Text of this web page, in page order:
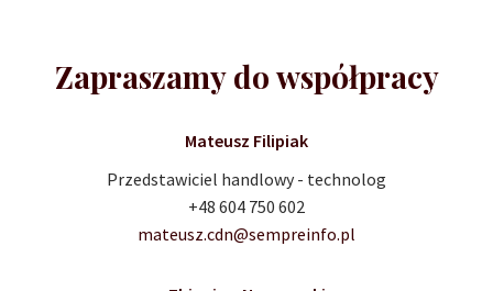
Zapraszamy do współpracy
Mateusz Filipiak
Przedstawiciel handlowy - technolog
+48 604 750 602
mateusz.cdn@sempreinfo.pl